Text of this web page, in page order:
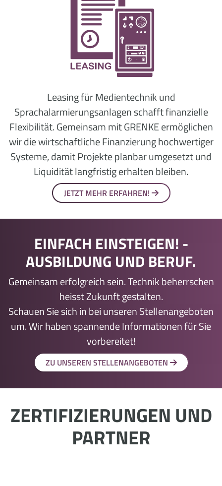
Leasing für Medientechnik und
Sprachalarmierungsanlagen schafft finanzielle
Flexibilität. Gemeinsam mit GRENKE ermöglichen
wir die wirtschaftliche Finanzierung hochwertiger
Systeme, damit Projekte planbar umgesetzt und
Liquidität langfristig erhalten bleiben.
JETZT MEHR ERFAHREN!
EINFACH EINSTEIGEN! ­
AUSBILDUNG UND BERUF.
Gemeinsam erfolgreich sein. Technik beherrschen
heisst Zukunft gestalten.
Schauen Sie sich in bei unseren Stellenangeboten
um. Wir haben spannende Informationen für Sie
vorbereitet!
ZU UNSEREN STELLENANGEBOTEN
ZERTIFIZIERUNGEN UND
PARTNER